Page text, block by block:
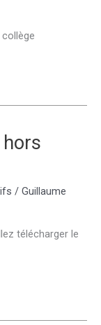
/ Guillaume
télécharger le